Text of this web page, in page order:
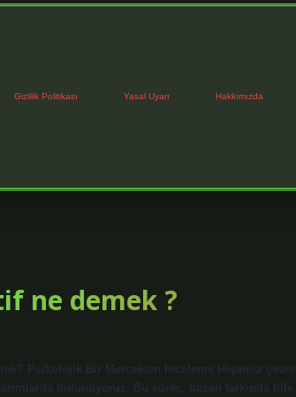
Gizlilik Politikası Yasal Uyarı Hakkımızda
ne demek ?
Psikolojik Bir Mercekten İnceleme Hepimiz
bulunuyoruz. Bu süreç, bazen farkında